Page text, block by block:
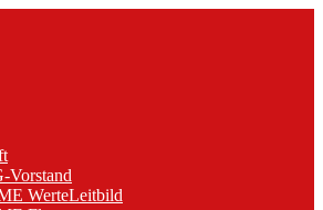
Vorstand
WerteLeitbild